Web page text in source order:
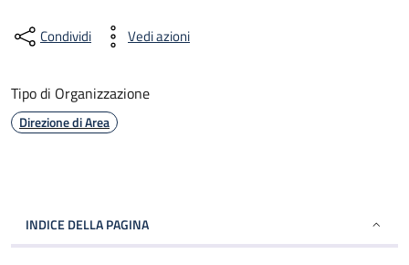
Condividi Vedi azioni
Tipo di Organizzazione
Direzione di Area
INDICE DELLA PAGINA